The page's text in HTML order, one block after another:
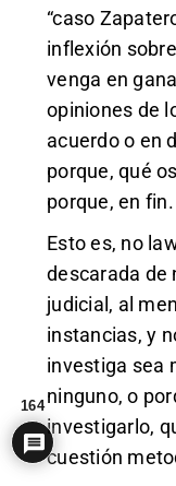
“caso
inflexión
venga en
opiniones de
acuerdo o en
porque, qué
porque, en fin.
Esto es, no
descarada de
judicial, al
instancias, y
investiga sea
ninguno, o
investigarlo,
cuestión
164